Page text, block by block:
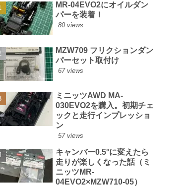
MR-04EVO2にオイルダン
パーを装着！
80 views
MZW709 フリクションダン
パーセット取付け
67 views
ミニッツAWD MA-
030EVO2を購入。初期チェ
ックと走行インプレッショ
ン
57 views
キャンバー0.5°に変えたら
走りが楽しくなった話（ミ
ニッツMR-
04EVO2×MZW710-05）